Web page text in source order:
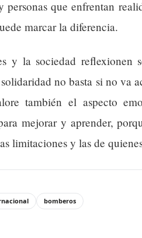
que enfrentan
marcar la diferencia.
y la sociedad reflexionen
no basta si no va
también el aspecto
mejorar y aprender,
limitaciones y las de
bomberos